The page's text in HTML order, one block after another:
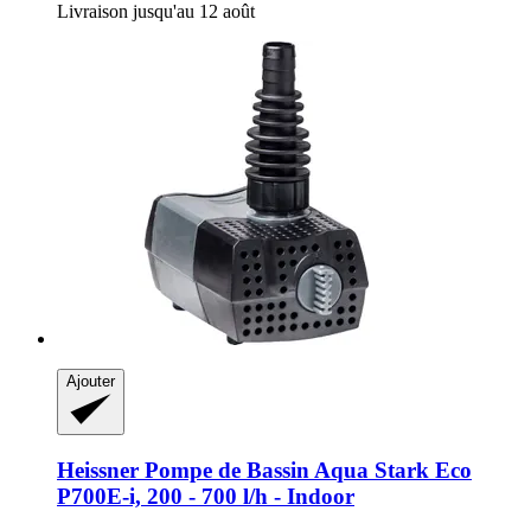
Livraison jusqu'au 12 août
Ajouter
Heissner Pompe de Bassin Aqua Stark Eco
P700E-​i, 200 -​ 700 l/h -​ Indoor